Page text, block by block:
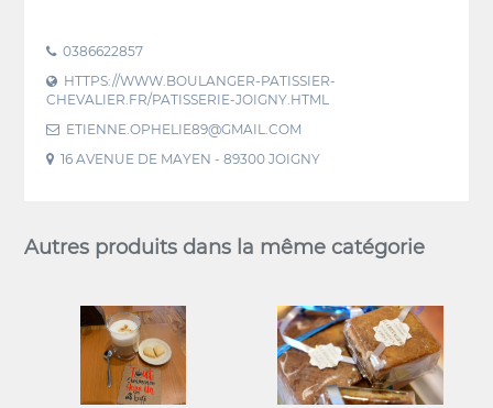
0386622857
HTTPS://WWW.BOULANGER-PATISSIER-
CHEVALIER.FR/PATISSERIE-JOIGNY.HTML
ETIENNE.OPHELIE89@GMAIL.COM
16 AVENUE DE MAYEN - 89300 JOIGNY
Autres produits dans la même catégorie